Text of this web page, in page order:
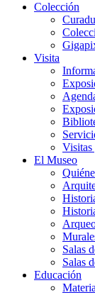
Colección
Visita
Visitas
El Museo
Salas
Salas
Educación